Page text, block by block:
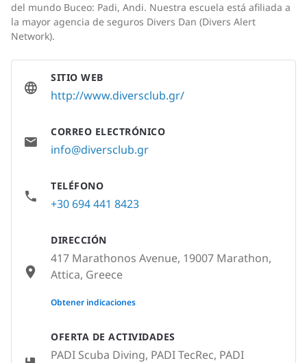
del mundo Buceo: Padi, Andi. Nuestra escuela está afiliada a
la mayor agencia de seguros Divers Dan (Divers Alert
Network).
OFERTA DE ACTIVIDADES
PADI Scuba Diving, PADI TecRec, PADI
SITIO WEB
http://www.diversclub.gr/
CORREO ELECTRÓNICO
info@diversclub.gr
TELÉFONO
+30 694 441 8423
DIRECCIÓN
417 Marathonos Avenue, 19007 Marathon,
Attica, Greece
None
Obtener indicaciones